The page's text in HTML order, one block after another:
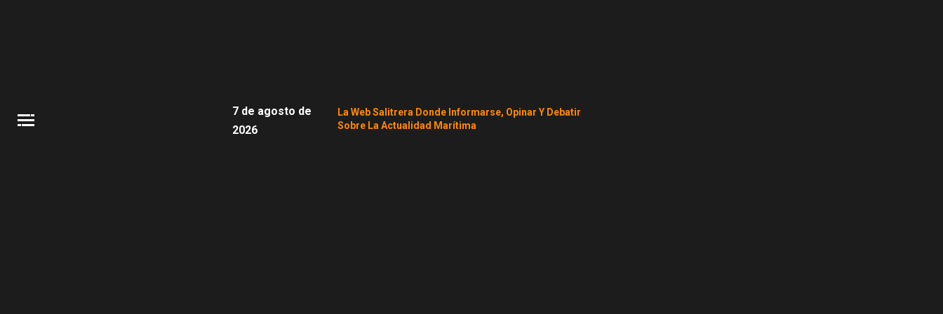
7 de agosto de
2026
La Web Salitrera Donde Informarse, Opinar Y Debatir
Sobre La Actualidad Marítima